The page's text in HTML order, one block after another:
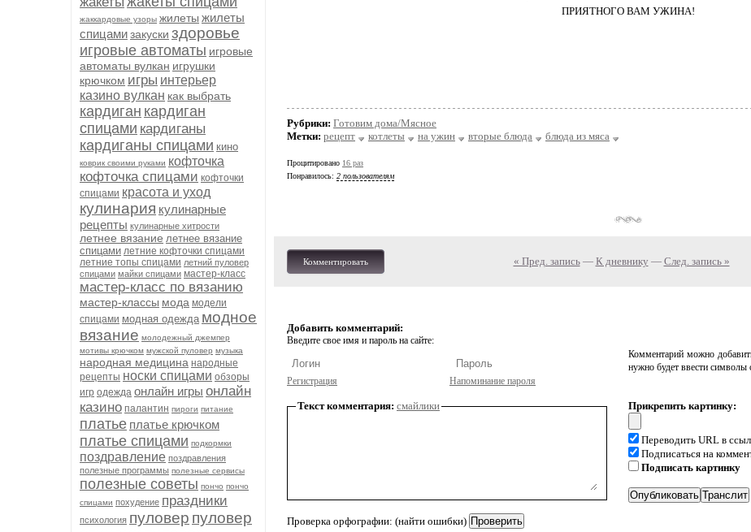
жаккардовые узоры жилеты жилеты
спицамизакуски здоровье
игровые автоматы игровые
автоматы вулкан игрушки
крючком игры интерьер
казино вулкан как выбрать
кардиган кардиган
спицами кардиганы
кардиганы спицами кино
коврик своими руками кофточка
кофточка спицами кофточки
спицами красота и уход
кулинария кулинарные
рецепты кулинарные хитрости
летнее вязание летнее вязание
спицами летние кофточки спицами
летние топы спицами летний пуловер
спицами майки спицами мастер-класс
мастер-класс по вязанию
мастер-классы мода модели
спицами модная одежда модное
вязание молодежный джемпер
мотивы крючком мужской пуловер музыка
народная медицина народные
рецепты носки спицами обзоры
игр одежда онлайн игры онлайн
казино палантин пироги питание
платье платье крючком
платье спицами подкормки
поздравление поздравления
полезные программы полезные сервисы
полезные советы пончо пончо
спицами похудение праздники
психология пуловер пуловер
ПРИЯТНОГО ВАМ УЖИНА!
Рубрики: Готовим дома/Мясное
Метки: рецепт котлеты на ужин вторые блюда блюда из мяса
Процитировано 16 раз
Понравилось: 2 пользователям
Комментировать « Пред. запись— К дневнику — След. запись »
Добавить комментарий:
Введите свое имя и пароль на сайте:
Регистрация Напоминание пароля
Комментарий можно
нужно будет ввести символы
Текст комментария: смайлики
Проверка орфографии: (найти ошибки)
Прикрепить картинку:
Переводить URL в
Подписаться на
Подписать картинку